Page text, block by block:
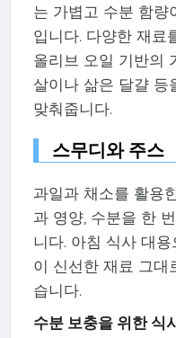
는 가볍고 수분 함량
입니다. 다양한 재료
올리브 오일 기반의
살이나 삶은 달걀 등
맞춰줍니다.
스무디와 주스
과일과 채소를 활용
과 영양, 수분을 한
니다. 아침 식사 대
이 신선한 재료 그대
습니다.
수분 보충을 위한 식